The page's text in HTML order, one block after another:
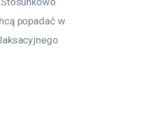
popadać w